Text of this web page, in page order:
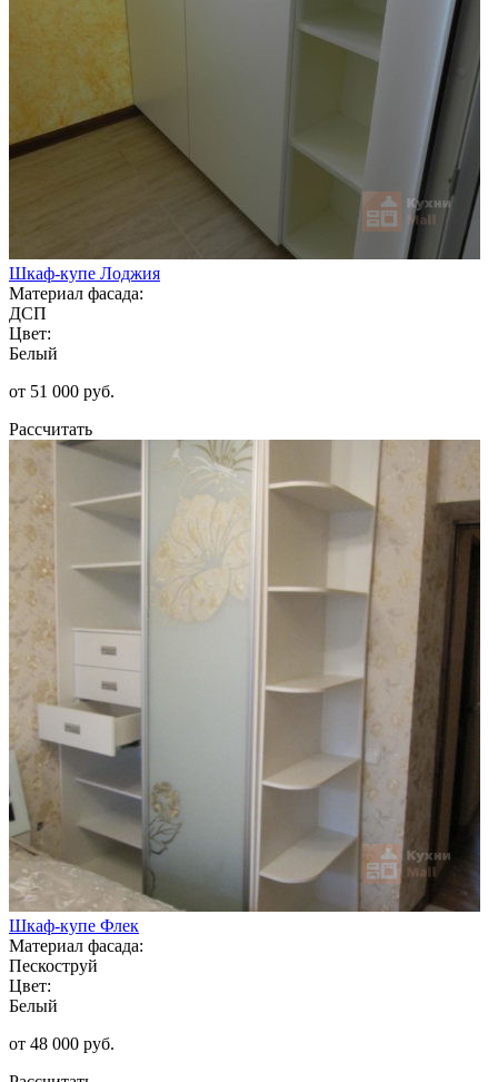
Шкаф-купе Лоджия
Материал фасада:
ДСП
Цвет:
Белый
от 51 000 руб.
Рассчитать
Шкаф-купе Флек
Материал фасада:
Пескоструй
Цвет:
Белый
от 48 000 руб.